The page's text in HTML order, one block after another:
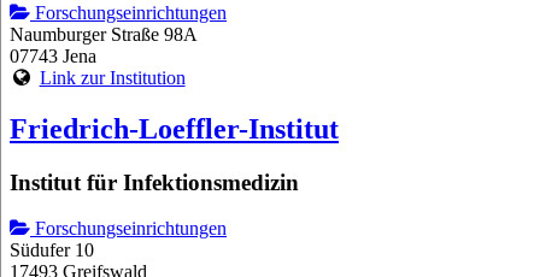
Forschungseinrichtungen
Naumburger Straße 98A
07743 Jena
Link zur Institution
Friedrich-Loeffler-Institut
Institut für Infektionsmedizin
Forschungseinrichtungen
Südufer 10
17493 Greifswald